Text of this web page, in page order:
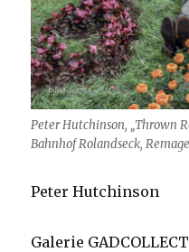
Peter Hutchinson, „Thrown
Bahnhof Rolandseck,
Peter Hutchinson
Galerie